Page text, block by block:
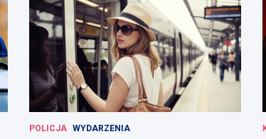
POLICJA WYDARZENIA